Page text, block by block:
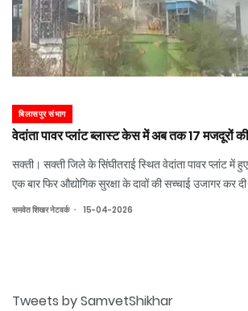
बिलासपुर संभाग
वेदांता पावर प्लांट ब्लास्ट केस में अब तक 17 मजदूरों
सक्ती। सक्ती जिले के सिंघीतराई स्थित वेदांता पावर प्लांट में
एक बार फिर औद्योगिक सुरक्षा के दावों की सच्चाई उजागर कर
मृतकों की संख्य अब तक 17 पहुंच चुकी है, जबकि दो दर्जन से
समवेत शिखर नेटवर्क . 15-04-2026
Tweets by SamvetShikhar